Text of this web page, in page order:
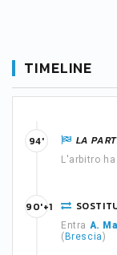
TIMELINE
LA
L'arbitro
94'
Entra A.
( Brescia)
90'+1